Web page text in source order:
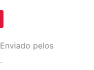
Enviado pelos